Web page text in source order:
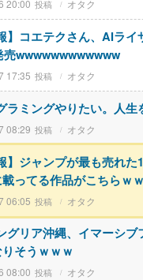
20:00 オタク
】コエテクさん、AIラ
売wwwwwwwwwwww
17:35 オタク
ラミングやりたい。人生
08:29 オタク
】ジャンプが最も売れ
ってる作品がこちらｗ
06:05 オタク
グリア沖縄、イマーシブ
そうｗｗｗ
08:00 オタク